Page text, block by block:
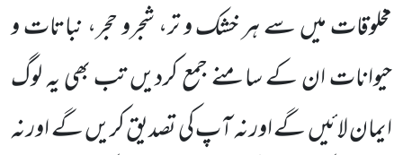
مخلوقات میں سے ہر خشک و تر، شجرو حجر، نباتات و
حیوانات ان کے سامنے جمع کردیں تب بھی یہ لوگ
ایمان لائیں گے اور نہ آپ کی تصدیق کریں گے اور نہ